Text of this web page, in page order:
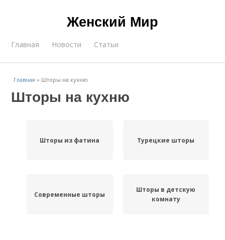
Женский Мир
Главная Новости Статьи
Главная » Шторы на кухню
Шторы на кухню
Шторы из фатина Турецкие шторы
Современные шторы
Шторы в детскую
комнату